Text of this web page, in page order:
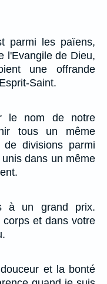
parmi les païens,
l'Evangile de Dieu,
une offrande
Saint.
le nom de notre
tous un même
divisions parmi
dans un même
à un grand prix.
et dans votre
et la bonté